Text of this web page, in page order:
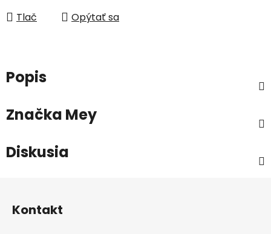
Tlač Opýtať sa
Popis
Značka Mey
Diskusia
Kontakt